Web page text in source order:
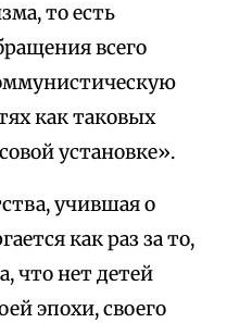
то есть
всего
как таковых
установке».
учившая о
как раз за то,
что нет детей
эпохи, своего